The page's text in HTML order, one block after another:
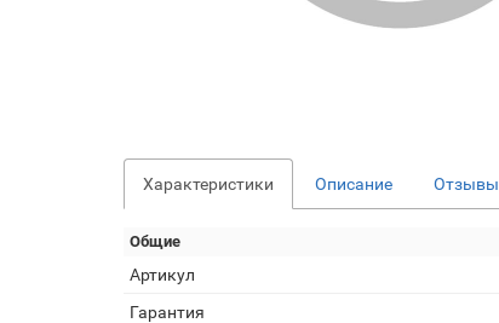
Характеристики Описание Отзывы
Общие
Артикул
Гарантия